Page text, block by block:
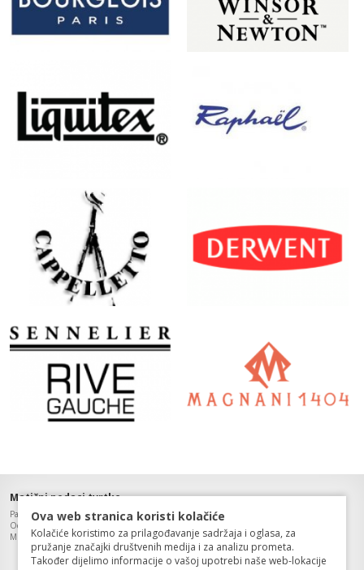
Matični podaci tvrtke
Paleta art d.o.o., OIB: 49538645635,
Odgovorna osoba: Zinaida Dobrovolny, Trgovački sud u Rijeci
MBS: 040224503, Temeljni kapital: 20 000,00 kn, uplaćen u cijelosti.
Ova web stranica koristi kolačiće
Kolačiće koristimo za prilagođavanje sadržaja i oglasa, za
pružanje značajki društvenih medija i za analizu prometa.
Također dijelimo informacije o vašoj upotrebi naše web-lokacije